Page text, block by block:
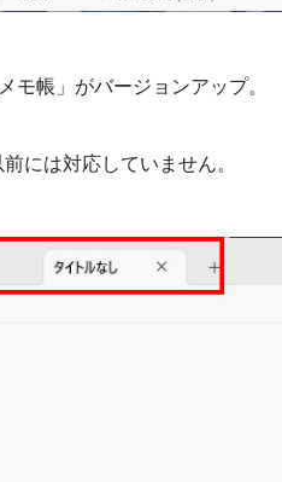
帳」がバージョンアップ。
には対応していません。